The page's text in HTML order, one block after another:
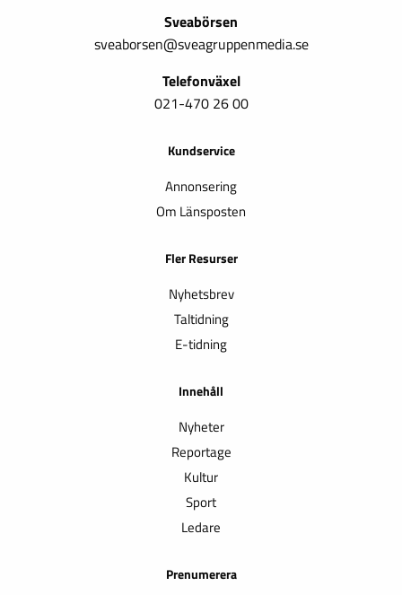
Sveabörsen
sveaborsen@sveagruppenmedia.se
Telefonväxel
021-470 26 00
Kundservice
Annonsering
Om Länsposten
Fler Resurser
Nyhetsbrev
Taltidning
E-tidning
Innehåll
Nyheter
Reportage
Kultur
Sport
Ledare
Prenumerera